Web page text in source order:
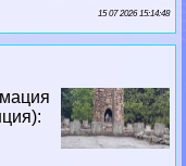
15 07 2026 15:14:48